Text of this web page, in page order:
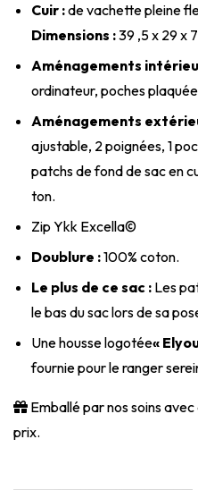
Cuir :de vachette pleine
Dimensions :39 ,5 x 29 x
Aménagements
ordinateur, poches
Aménagements
ajustable, 2 poignées, 1
patchs de fond de sac en
ton.
Zip Ykk Excella©
Doublure :100% coton.
Le plus de ce sac : Les
le bas du sac lors de sa
Une housse logotée«
fournie pour le ranger
Emballé par nos soins
prix.